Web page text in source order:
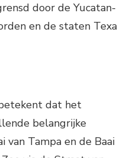
door de Yucatan-
en de staten
dat het
belangrijke
van Tampa en de Baai